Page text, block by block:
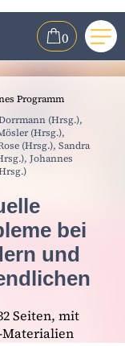
0
Programm
(Hrsg.),
(Hrsg.),
(Hrsg.), Sandra
Johannes
bei
und
Seiten, mit